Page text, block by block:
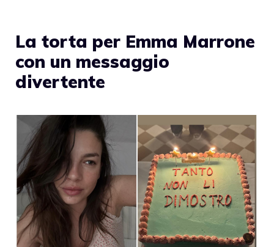
La torta per Emma Marrone
con un messaggio
divertente